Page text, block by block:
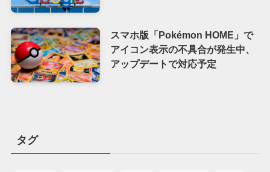
スマホ版「Pokémon HOME」で
アイコン表示の不具合が発生中、
アップデートで対応予定
タグ